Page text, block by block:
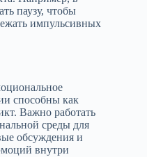
паузу, чтобы
импульсивных
способны как
Важно работать
среды для
обсуждения и
внутри